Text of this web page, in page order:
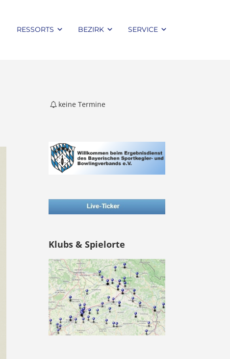
RESSORTS BEZIRK SERVICE
keine Termine
Klubs & Spielorte